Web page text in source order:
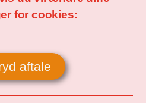
for cookies:
aftale